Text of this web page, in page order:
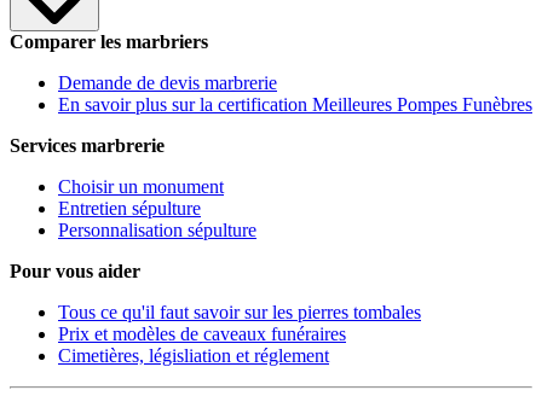
Comparer les marbriers
Demande de devis marbrerie
En savoir plus sur la certification Meilleures Pompes Funèbres
Services marbrerie
Choisir un monument
Entretien sépulture
Personnalisation sépulture
Pour vous aider
Tous ce qu'il faut savoir sur les pierres tombales
Prix et modèles de caveaux funéraires
Cimetières, législiation et réglement